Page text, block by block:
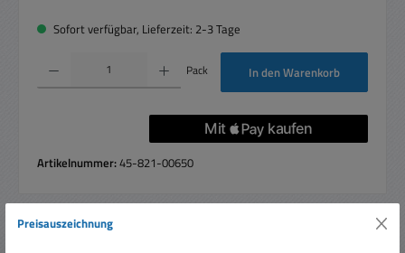
Sofort verfügbar, Lieferzeit: 2-3 Tage
Produkt Anzahl: Gib den gewünschten Wert ein oder benutze die Schaltflächen um
Pack In den Warenkorb
Artikelnummer:45-821-00650
Preisauszeichnung